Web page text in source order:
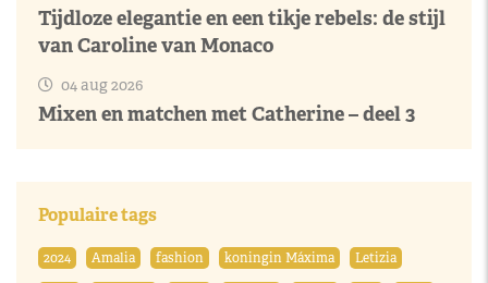
Tijdloze elegantie en een tikje rebels: de stijl
van Caroline van Monaco
04 aug 2026
Mixen en matchen met Catherine – deel 3
Populaire tags
2024 Amalia fashion koningin Máxima
Letizia